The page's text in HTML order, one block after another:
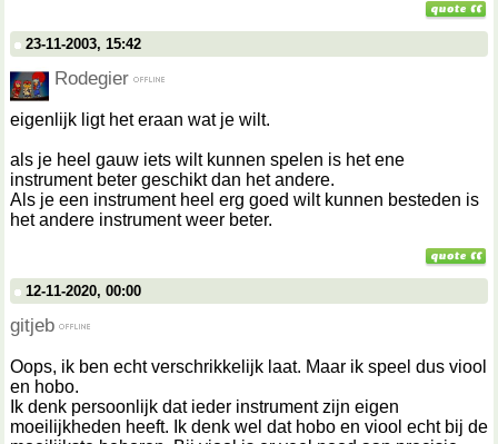
23-11-2003, 15:42
Rodegier
eigenlijk ligt het eraan wat je wilt.
als je heel gauw iets wilt kunnen spelen is het ene
instrument beter geschikt dan het andere.
Als je een instrument heel erg goed wilt kunnen besteden is
het andere instrument weer beter.
12-11-2020, 00:00
gitjeb
Oops, ik ben echt verschrikkelijk laat. Maar ik speel dus viool
en hobo.
Ik denk persoonlijk dat ieder instrument zijn eigen
moeilijkheden heeft. Ik denk wel dat hobo en viool echt bij de